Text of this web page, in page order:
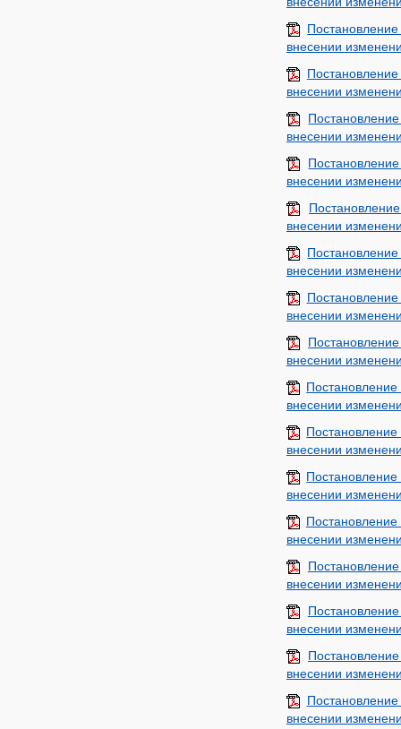
внесении
внесении
внесении
внесении
внесении
внесении
внесении
внесении
внесении
внесении
внесении
внесении
внесении
внесении
внесении
внесении